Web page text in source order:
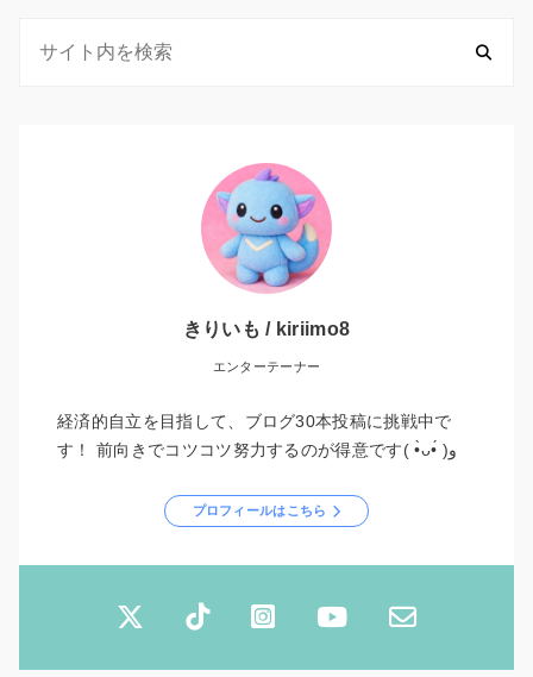
きりいも / kiriimo8
エンターテーナー
経済的自立を目指して、ブログ30本投稿に挑戦中で
す！ 前向きでコツコツ努力するのが得意です( •̀ᴗ•́ )و
プロフィールはこちら